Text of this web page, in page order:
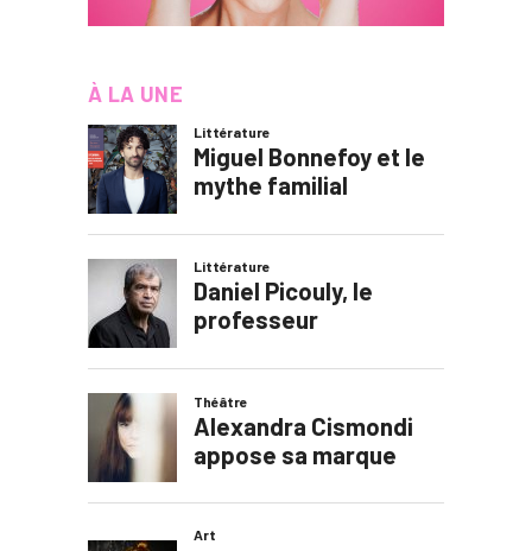
À LA UNE